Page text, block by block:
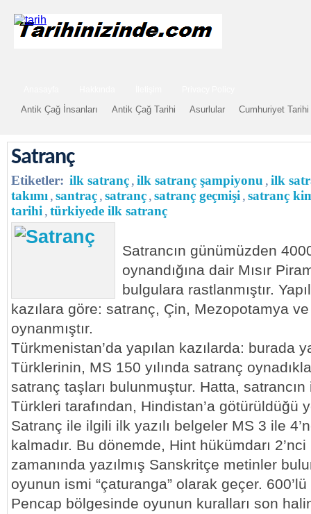
Antik Çağ İnsanları Antik Çağ Tarihi Asurlular Cumhuriyet Tarihi
Satranç
Etiketler: ilk satranç,ilk satranç şampiyonu ,ilk
takımı ,santraç,satranç,satranç geçmişi ,satranç
tarihi ,türkiyede ilk satranç
Satrancın günümüzden
oynandığına dair Mısır
bulgulara rastlanmıştır.
kazılara göre: satranç, Çin, Mezopotamya ve
oynanmıştır.
Türkmenistan’da yapılan kazılarda: burada
Türklerinin, MS 150 yılında satranç
satranç taşları bulunmuştur. Hatta,
Türkleri tarafından, Hindistan’a götürüldüğü
Satranç ile ilgili ilk yazılı belgeler MS 3 ile
kalmadır. Bu dönemde, Hint hükümdarı
zamanında yazılmış Sanskritçe metinler
oyunun ismi “çaturanga” olarak geçer.
Pencap bölgesinde oyunun kuralları son